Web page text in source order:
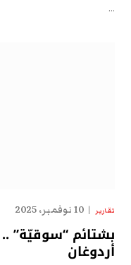
…
تقارير 10 نوفمبر، 2025
بشتائم “سوقيّة”
أردوغان